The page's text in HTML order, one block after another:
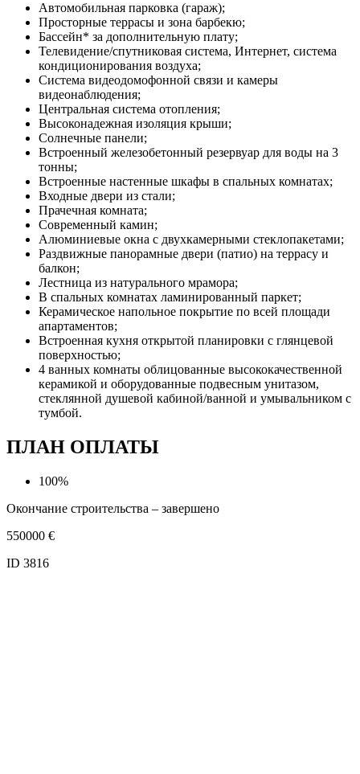
Автомобильная парковка (гараж);
Просторные террасы и зона барбекю;
Бассейн* за дополнительную плату;
Телевидение/спутниковая система, Интернет, система
кондиционирования воздуха;
Система видеодомофонной связи и камеры
видеонаблюдения;
Центральная система отопления;
Высоконадежная изоляция крыши;
Солнечные панели;
Встроенный железобетонный резервуар для воды на 3
тонны;
Встроенные настенные шкафы в спальных комнатах;
Входные двери из стали;
Прачечная комната;
Современный камин;
Алюминиевые окна с двухкамерными стеклопакетами;
Раздвижные панорамные двери (патио) на террасу и
балкон;
Лестница из натурального мрамора;
В спальных комнатах ламинированный паркет;
Керамическое напольное покрытие по всей площади
апартаментов;
Встроенная кухня открытой планировки с глянцевой
поверхностью;
4 ванных комнаты облицованные высококачественной
керамикой и оборудованные подвесным унитазом,
стеклянной душевой кабиной/ванной и умывальником с
тумбой.
ПЛАН ОПЛАТЫ
100%
Окончание строительства – завершено
550000 €
ID 3816